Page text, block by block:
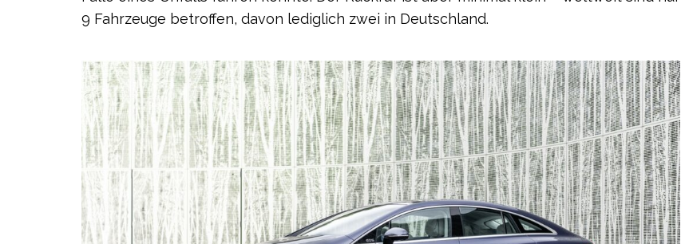
9 Fahrzeuge betroffen, davon lediglich zwei in Deutschland.